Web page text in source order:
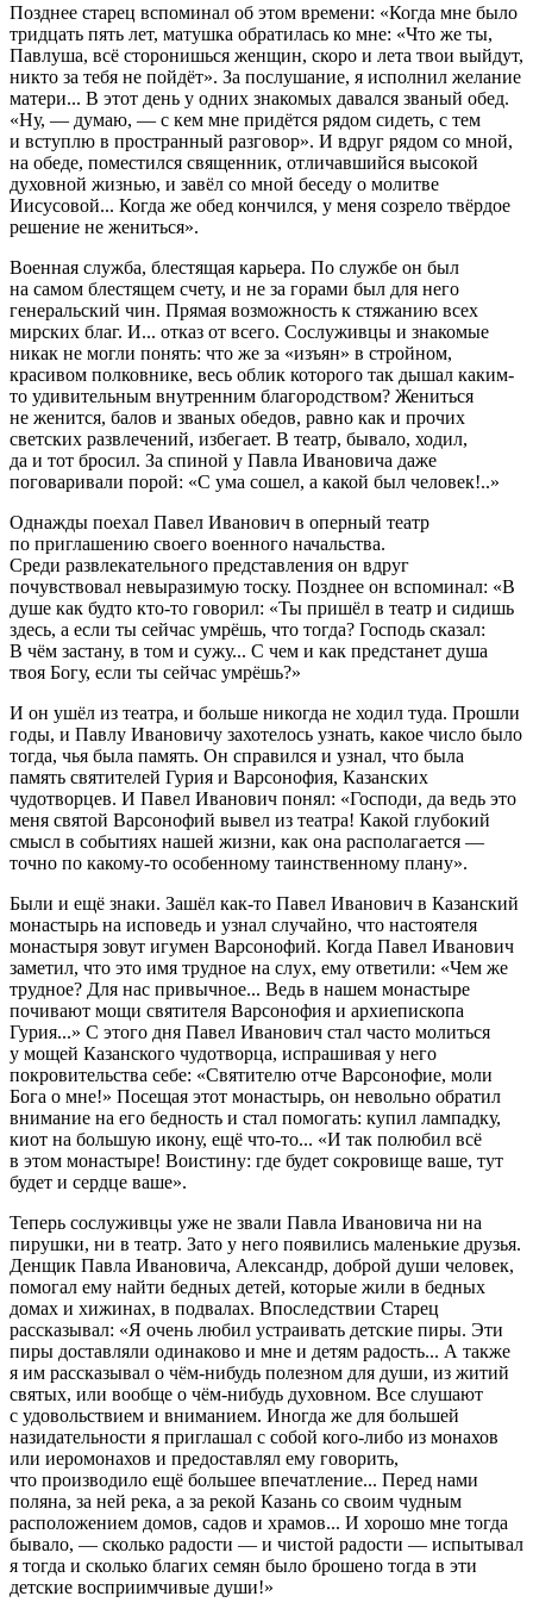
Позднее старец вспоминал об этом времени: «Когда мне было
тридцать пять лет, матушка обратилась ко мне: «Что же ты,
Павлуша, всё сторонишься женщин, скоро и лета твои выйдут,
никто за тебя не пойдёт». За послушание, я исполнил желание
матери... В этот день у одних знакомых давался званый обед.
«Ну, — думаю, — с кем мне придётся рядом сидеть, с тем
и вступлю в пространный разговор». И вдруг рядом со мной,
на обеде, поместился священник, отличавшийся высокой
духовной жизнью, и завёл со мной беседу о молитве
Иисусовой... Когда же обед кончился, у меня созрело твёрдое
решение не жениться».
Военная служба, блестящая карьера. По службе он был
на самом блестящем счету, и не за горами был для него
генеральский чин. Прямая возможность к стяжанию всех
мирских благ. И... отказ от всего. Сослуживцы и знакомые
никак не могли понять: что же за «изъян» в стройном,
красивом полковнике, весь облик которого так дышал каким-
то удивительным внутренним благородством? Жениться
не женится, балов и званых обедов, равно как и прочих
светских развлечений, избегает. В театр, бывало, ходил,
да и тот бросил. За спиной у Павла Ивановича даже
поговаривали порой: «С ума сошел, а какой был человек!..»
Однажды поехал Павел Иванович в оперный театр
по приглашению своего военного начальства.
Среди развлекательного представления он вдруг
почувствовал невыразимую тоску. Позднее он вспоминал: «В
душе как будто кто-то говорил: «Ты пришёл в театр и сидишь
здесь, а если ты сейчас умрёшь, что тогда? Господь сказал:
В чём застану, в том и сужу... С чем и как предстанет душа
твоя Богу, если ты сейчас умрёшь?»
И он ушёл из театра, и больше никогда не ходил туда. Прошли
годы, и Павлу Ивановичу захотелось узнать, какое число было
тогда, чья была память. Он справился и узнал, что была
память святителей Гурия и Варсонофия, Казанских
чудотворцев. И Павел Иванович понял: «Господи, да ведь это
меня святой Варсонофий вывел из театра! Какой глубокий
смысл в событиях нашей жизни, как она располагается —
точно по какому-то особенному таинственному плану».
Были и ещё знаки. Зашёл как-то Павел Иванович в Казанский
монастырь на исповедь и узнал случайно, что настоятеля
монастыря зовут игумен Варсонофий. Когда Павел Иванович
заметил, что это имя трудное на слух, ему ответили: «Чем же
трудное? Для нас привычное... Ведь в нашем монастыре
почивают мощи святителя Варсонофия и архиепископа
Гурия...» С этого дня Павел Иванович стал часто молиться
у мощей Казанского чудотворца, испрашивая у него
покровительства себе: «Святителю отче Варсонофие, моли
Бога о мне!» Посещая этот монастырь, он невольно обратил
внимание на его бедность и стал помогать: купил лампадку,
киот на большую икону, ещё что-то... «И так полюбил всё
в этом монастыре! Воистину: где будет сокровище ваше, тут
будет и сердце ваше».
Теперь сослуживцы уже не звали Павла Ивановича ни на
пирушки, ни в театр. Зато у него появились маленькие друзья.
Денщик Павла Ивановича, Александр, доброй души человек,
помогал ему найти бедных детей, которые жили в бедных
домах и хижинах, в подвалах. Впоследствии Старец
рассказывал: «Я очень любил устраивать детские пиры. Эти
пиры доставляли одинаково и мне и детям радость... А также
я им рассказывал о чём-нибудь полезном для души, из житий
святых, или вообще о чём-нибудь духовном. Все слушают
с удовольствием и вниманием. Иногда же для большей
назидательности я приглашал с собой кого-либо из монахов
или иеромонахов и предоставлял ему говорить,
что производило ещё большее впечатление... Перед нами
поляна, за ней река, а за рекой Казань со своим чудным
расположением домов, садов и храмов... И хорошо мне тогда
бывало, — сколько радости — и чистой радости — испытывал
я тогда и сколько благих семян было брошено тогда в эти
детские восприимчивые души!»